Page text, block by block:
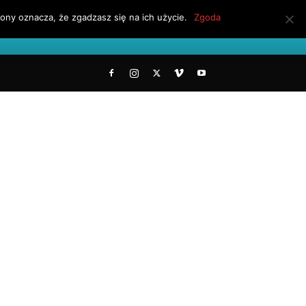
oznacza, że zgadzasz się na ich użycie. Zgoda